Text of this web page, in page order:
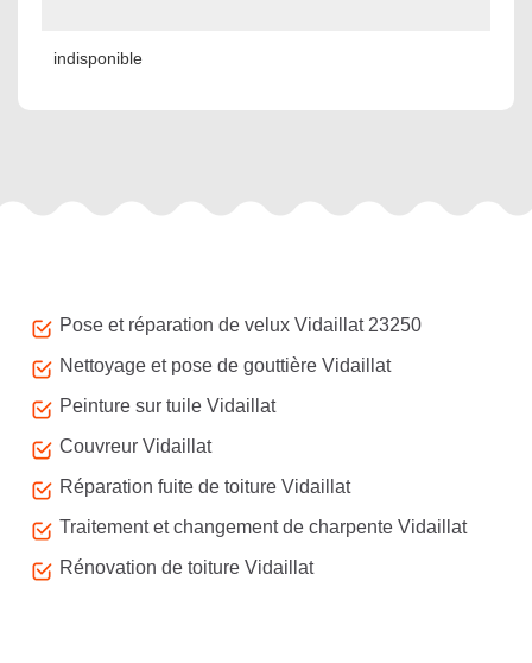
indisponible
Pose et réparation de velux Vidaillat 23250
Nettoyage et pose de gouttière Vidaillat
Peinture sur tuile Vidaillat
Couvreur Vidaillat
Réparation fuite de toiture Vidaillat
Traitement et changement de charpente Vidaillat
Rénovation de toiture Vidaillat